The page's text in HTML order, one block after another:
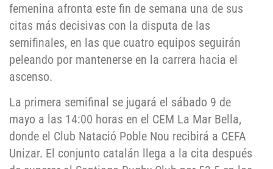
femenina afronta este fin de semana una de sus
citas más decisivas con la disputa de las
semifinales, en las que cuatro equipos seguirán
peleando por mantenerse en la carrera hacia el
ascenso.
La primera semifinal se jugará el sábado 9 de
mayo a las 14:00 horas en el CEM La Mar Bella,
donde el Club Natació Poble Nou recibirá a CEFA
Unizar. El conjunto catalán llega a la cita después